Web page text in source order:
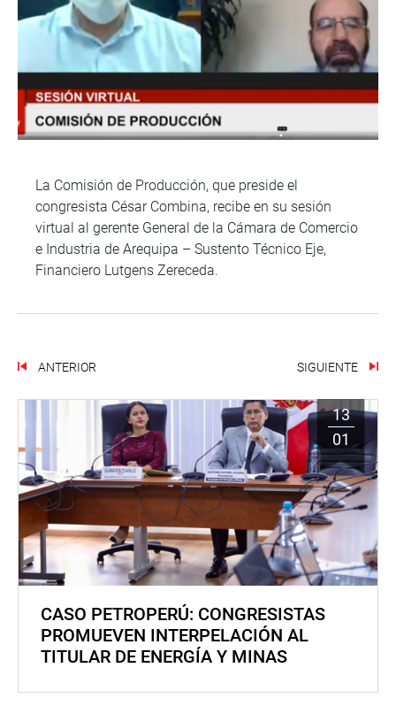
La Comisión de Producción, que preside el
congresista César Combina, recibe en su sesión
virtual al gerente General de la Cámara de Comercio
e Industria de Arequipa – Sustento Técnico Eje,
Financiero Lutgens Zereceda.
ANTERIOR SIGUIENTE
13
01
CASO PETROPERÚ: CONGRESISTAS
PROMUEVEN INTERPELACIÓN AL
TITULAR DE ENERGÍA Y MINAS